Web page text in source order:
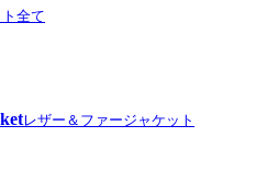
全て
レザー＆ファージャケット